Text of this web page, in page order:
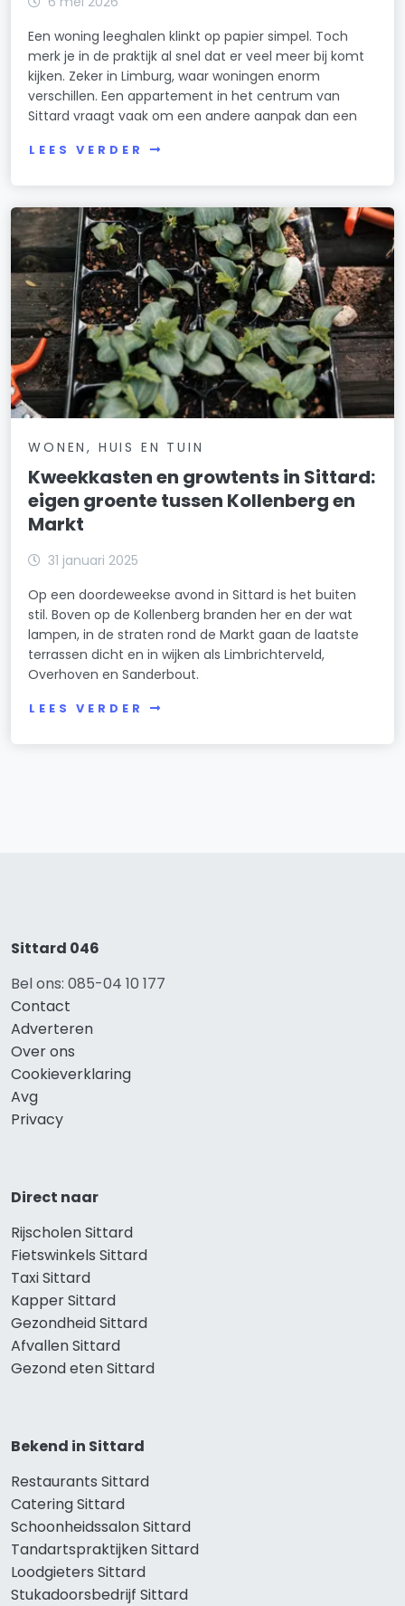
Een woning leeghalen klinkt op papier simpel. Toch
merk je in de praktijk al snel dat er veel meer bij komt
kijken. Zeker in Limburg, waar woningen enorm
verschillen. Een appartement in het centrum van
Sittard vraagt vaak om een andere aanpak dan een
LEES VERDER
WONEN, HUIS EN TUIN
Kweekkasten en growtents in Sittard:
eigen groente tussen Kollenberg en
Markt
31 januari 2025
Op een doordeweekse avond in Sittard is het buiten
stil. Boven op de Kollenberg branden her en der wat
lampen, in de straten rond de Markt gaan de laatste
terrassen dicht en in wijken als Limbrichterveld,
Overhoven en Sanderbout.
LEES VERDER
Sittard 046
Bel ons: 085-04 10 177
Contact
Adverteren
Over ons
Cookieverklaring
Avg
Privacy
Direct naar
Rijscholen Sittard
Fietswinkels Sittard
Taxi Sittard
Kapper Sittard
Gezondheid Sittard
Afvallen Sittard
Gezond eten Sittard
Bekend in Sittard
Restaurants Sittard
Catering Sittard
Schoonheidssalon Sittard
Tandartspraktijken Sittard
Loodgieters Sittard
Stukadoorsbedrijf Sittard